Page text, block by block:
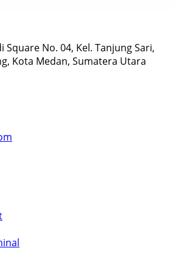
Square No. 04, Kel. Tanjung Sari,
Kota Medan, Sumatera Utara